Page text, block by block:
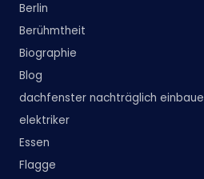
Berlin
Berühmtheit
Biographie
Blog
dachfenster nachträglich
elektriker
Essen
Flagge